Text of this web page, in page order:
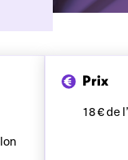
Prix
18 € de